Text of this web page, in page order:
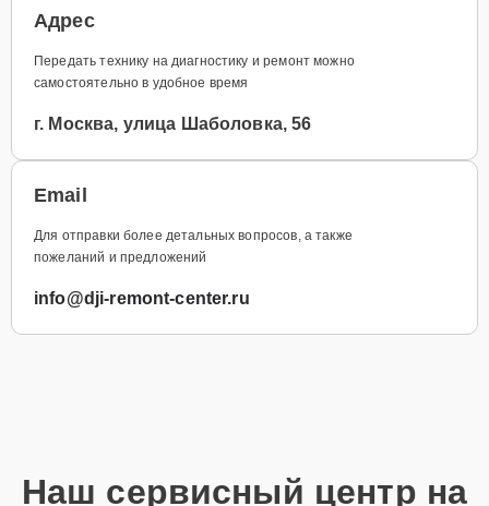
Адрес
Передать технику на диагностику и ремонт можно
самостоятельно в удобное время
г. Москва, улица Шаболовка, 56
Email
Для отправки более детальных вопросов, а также
пожеланий и предложений
info@dji-remont-center.ru
Наш сервисный центр на